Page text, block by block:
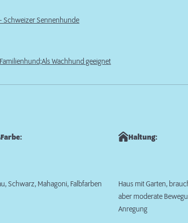
Schweizer Sennenhunde
Familienhund;Als Wachhund geeignet
Farbe:
Schwarz, Mahagoni, Falbfarben
Haltung:
Haus mit Garten,
aber moderate
Anregung